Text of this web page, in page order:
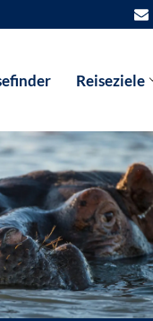
Reiseziele